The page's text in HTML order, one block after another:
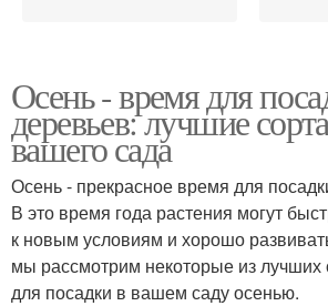
Дерева в украине
Осень - время для
деревьев: лучшие
вашего сада
Осень - прекрасное время для
В это время года растения могут
к новым условиям и хорошо
мы рассмотрим некоторые из лучших
для посадки в вашем саду осенью.